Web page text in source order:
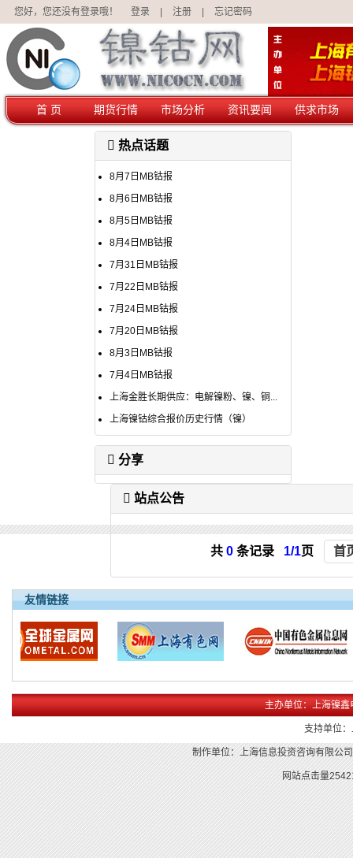
您好，您还没有登录哦！ 登录 注册 忘记密码
首 页 期货行情 市场分析 资讯要闻 供求市场
热点话题
8月7日MB钴报
8月6日MB钴报
8月5日MB钴报
8月4日MB钴报
7月31日MB钴报
7月22日MB钴报
7月24日MB钴报
7月20日MB钴报
8月3日MB钴报
7月4日MB钴报
上海金胜长期供应：电解镍粉、镍、铜...
上海镍钴综合报价历史行情（镍）
分享
站点公告
共0 条记录 1/1页 首
友情链接
主办单位：上海镍
支持单位
制作单位：上海信息投资咨询有限公
网站点击量